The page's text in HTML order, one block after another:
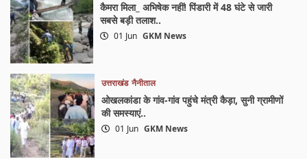
कैमरा मिला_ अभिषेक नहीं! पिंडारी में 48 घंटे से जारी
सबसे बड़ी तलाश..
01 Jun GKM News
उत्तराखंड नैनीताल
ओखलकांडा के गांव-गांव पहुंचे मंत्री कैड़ा, सुनी ग्रामीणों
की समस्याएं..
01 Jun GKM News